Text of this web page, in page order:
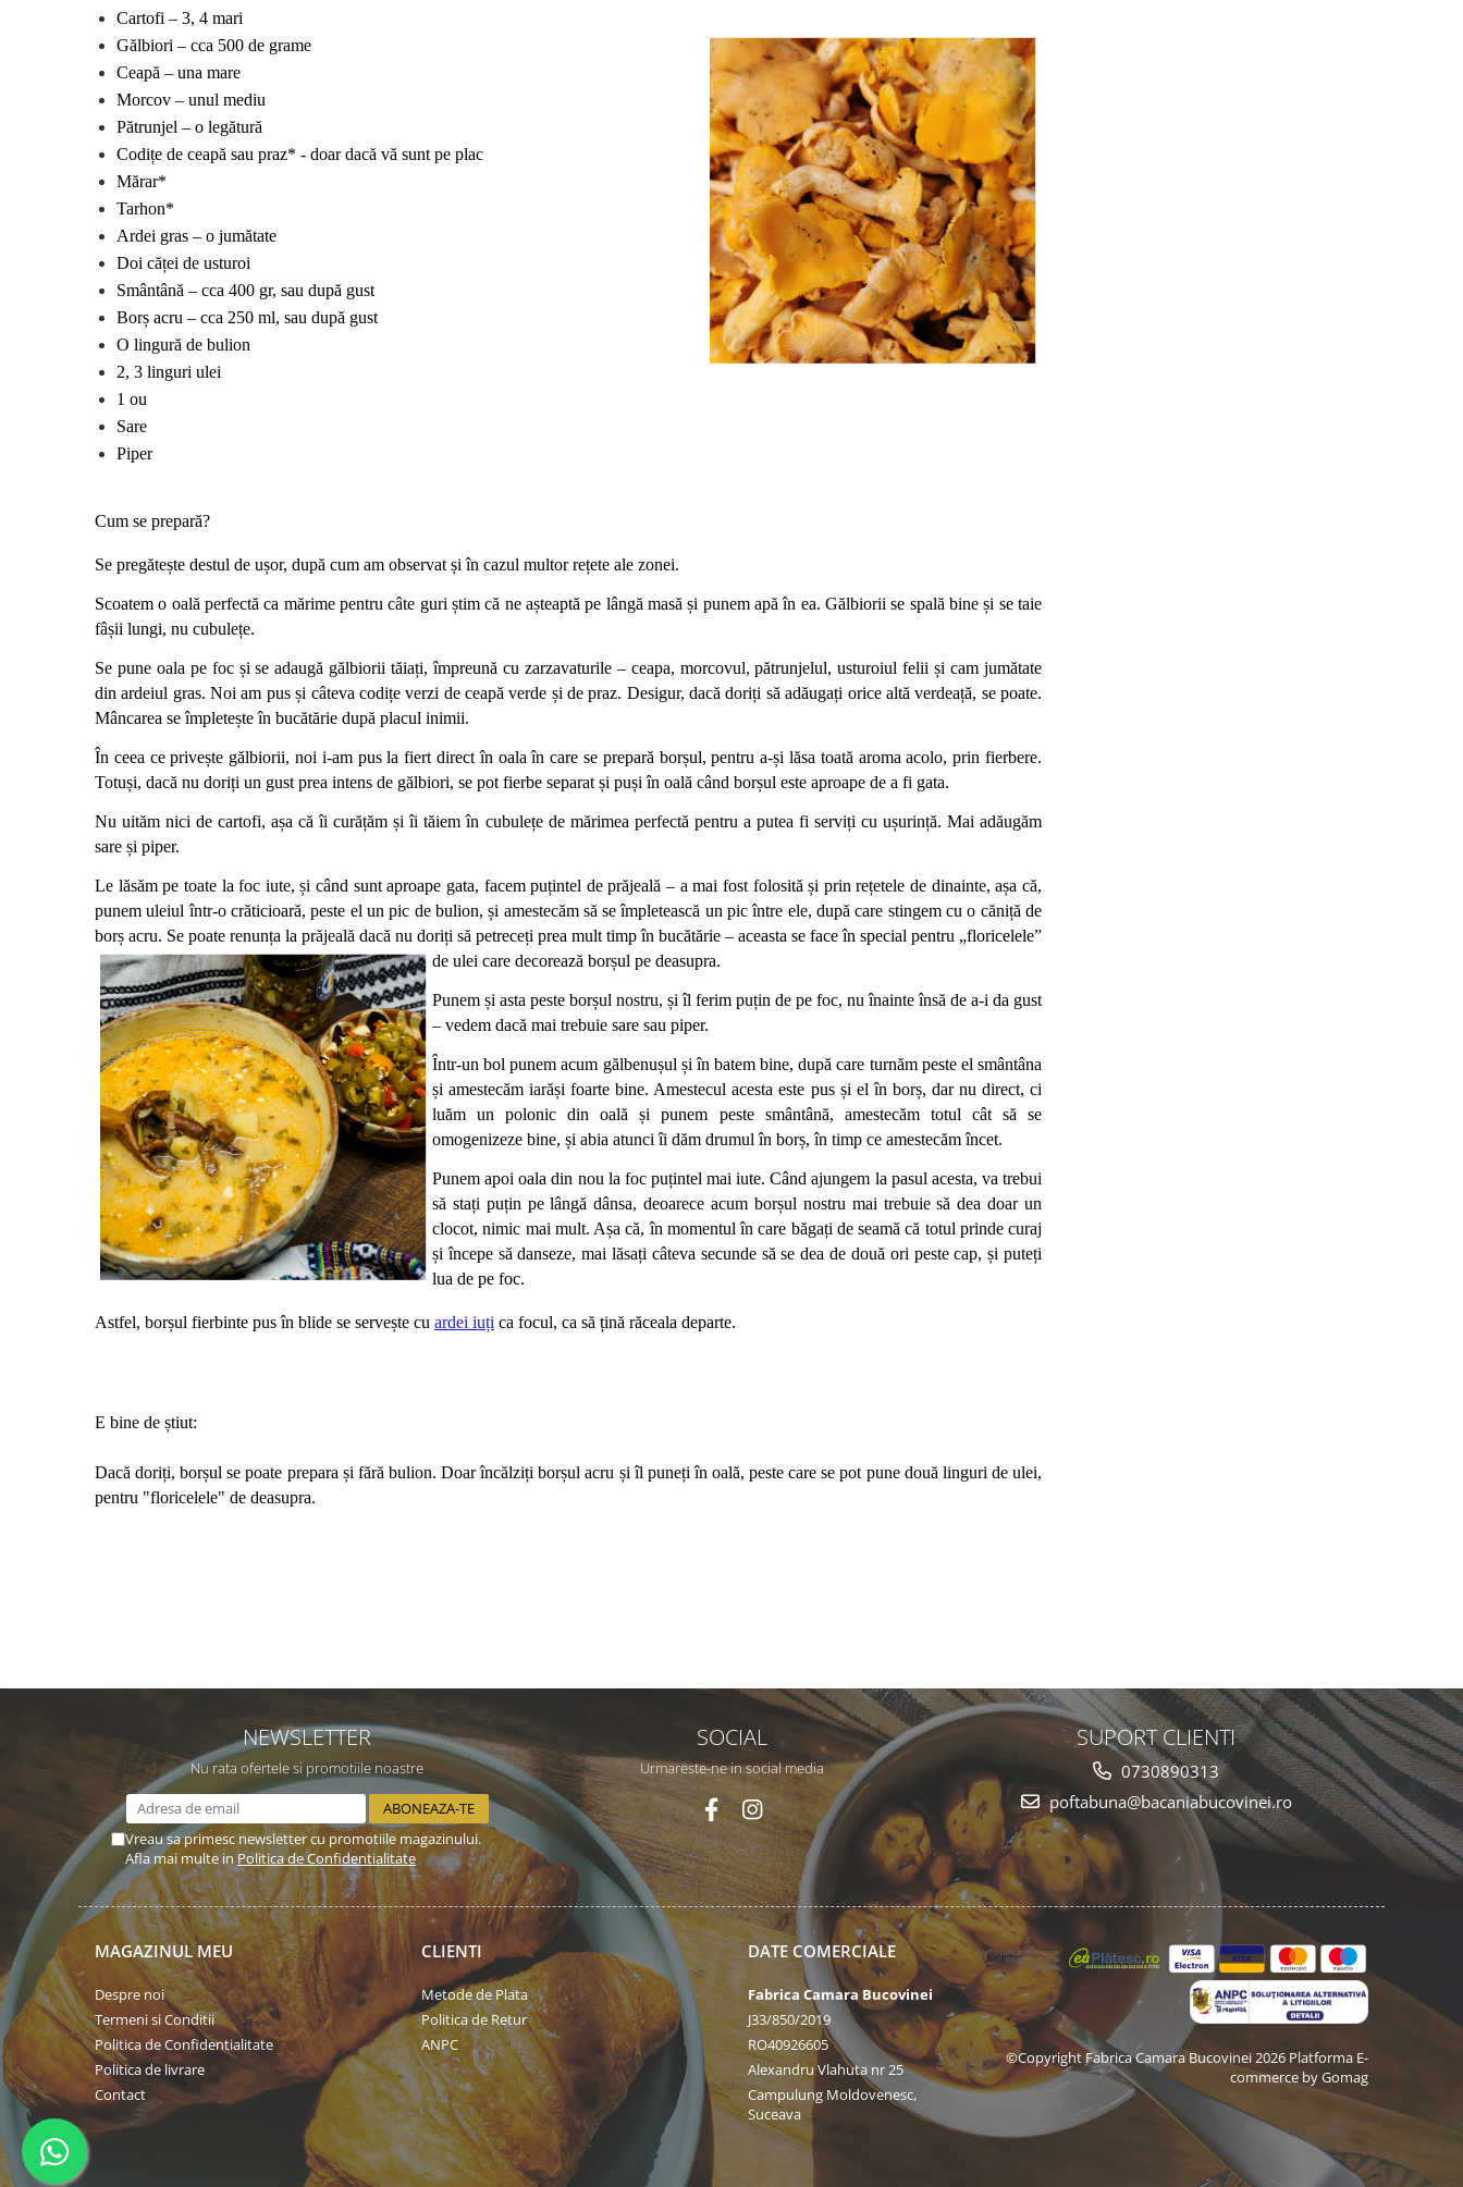
Cartofi – 3, 4 mari
Gălbiori – cca 500 de grame
Ceapă – una mare
Morcov – unul mediu
Pătrunjel – o legătură
Codițe de ceapă sau praz* - doar dacă vă sunt pe plac
Mărar*
Tarhon*
Ardei gras – o jumătate
Doi căței de usturoi
Smântână – cca 400 gr, sau după gust
Borș acru – cca 250 ml, sau după gust
O lingură de bulion
2, 3 linguri ulei
1 ou
Sare
Piper
Cum se prepară?
Se pregătește destul de ușor, după cum am observat și în cazul multor rețete ale zonei.
Scoatem o oală perfectă ca mărime pentru câte guri știm că ne așteaptă pe lângă masă și punem apă în ea. Gălbiorii se spală bine și se taie
fâșii lungi, nu cubulețe.
Se pune oala pe foc și se adaugă gălbiorii tăiați, împreună cu zarzavaturile – ceapa, morcovul, pătrunjelul, usturoiul felii și cam jumătate
din ardeiul gras. Noi am pus și câteva codițe verzi de ceapă verde și de praz. Desigur, dacă doriți să adăugați orice altă verdeață, se poate.
Mâncarea se împletește în bucătărie după placul inimii.
În ceea ce privește gălbiorii, noi i-am pus la fiert direct în oala în care se prepară borșul, pentru a-și lăsa toată aroma acolo, prin fierbere.
Totuși, dacă nu doriți un gust prea intens de gălbiori, se pot fierbe separat și puși în oală când borșul este aproape de a fi gata.
Nu uităm nici de cartofi, așa că îi curățăm și îi tăiem în cubulețe de mărimea perfectă pentru a putea fi serviți cu ușurință. Mai adăugăm
sare și piper.
Le lăsăm pe toate la foc iute, și când sunt aproape gata, facem puțintel de prăjeală – a mai fost folosită și prin rețetele de dinainte, așa că,
punem uleiul într-o crăticioară, peste el un pic de bulion, și amestecăm să se împletească un pic între ele, după care stingem cu o căniță de
borș acru. Se poate renunța la prăjeală dacă nu doriți să petreceți prea mult timp în bucătărie – aceasta se face în special pentru „floricelele”
de ulei care decorează borșul pe deasupra.
Punem și asta peste borșul nostru, și îl ferim puțin de pe foc, nu înainte însă de a-i da gust
– vedem dacă mai trebuie sare sau piper.
Într-un bol punem acum gălbenușul și în batem bine, după care turnăm peste el smântâna
și amestecăm iarăși foarte bine. Amestecul acesta este pus și el în borș, dar nu direct, ci
luăm un polonic din oală și punem peste smântână, amestecăm totul cât să se
omogenizeze bine, și abia atunci îi dăm drumul în borș, în timp ce amestecăm încet.
Punem apoi oala din nou la foc puțintel mai iute. Când ajungem la pasul acesta, va trebui
să stați puțin pe lângă dânsa, deoarece acum borșul nostru mai trebuie să dea doar un
clocot, nimic mai mult. Așa că, în momentul în care băgați de seamă că totul prinde curaj
și începe să danseze, mai lăsați câteva secunde să se dea de două ori peste cap, și puteți
lua de pe foc.
Astfel, borșul fierbinte pus în blide se servește cu ardei iuți ca focul, ca să țină răceala departe.
E bine de știut:
Dacă doriți, borșul se poate prepara și fără bulion. Doar încălziți borșul acru și îl puneți în oală, peste care se pot pune două linguri de ulei,
pentru "floricelele" de deasupra.
NEWSLETTER
Nu rata ofertele si promotiile noastre
Vreau sa primesc newsletter cu promotiile magazinului.
Afla mai multe inPolitica de Confidentialitate
SOCIAL
Urmareste-ne in social media
SUPORT CLIENTI
0730890313
poftabuna@bacaniabucovinei.ro
MAGAZINUL MEU
Despre noi
Termeni si Conditii
Politica de Confidentialitate
Politica de livrare
Contact
CLIENTI
Metode de Plata
Politica de Retur
ANPC
DATE COMERCIALE
Fabrica Camara Bucovinei
J33/850/2019
RO40926605
Alexandru Vlahuta nr 25
Campulung Moldovenesc,
Suceava
©Copyright Fabrica Camara Bucovinei 2026 Platforma E-
commerce by Gomag